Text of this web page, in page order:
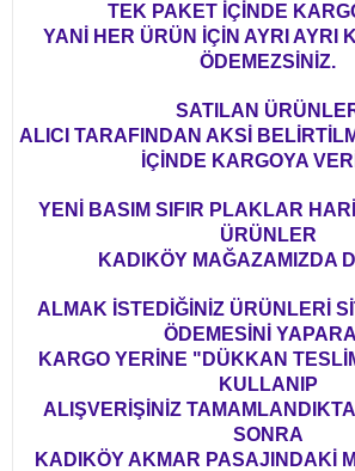
TEK PAKET İÇİNDE
YANİ HER ÜRÜN İÇİN AYRI AYRI
ÖDEMEZSİNİZ.
SATILAN
ALICI TARAFINDAN AKSİ
İÇİNDE KARGOYA
YENİ BASIM SIFIR PLAKLAR
ÜRÜNLER
KADIKÖY MAĞAZAMIZDA
ALMAK İSTEDİĞİNİZ ÜRÜNLERİ
ÖDEMESİNİ
KARGO YERİNE "DÜKKAN
KULLANIP
ALIŞVERİŞİNİZ
SONRA
KADIKÖY AKMAR PASAJINDAKİ